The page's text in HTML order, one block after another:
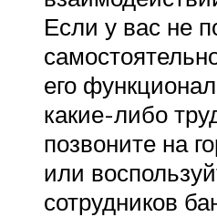
Если у вас не
его
какие-либо
позвоните на
или
сотрудников